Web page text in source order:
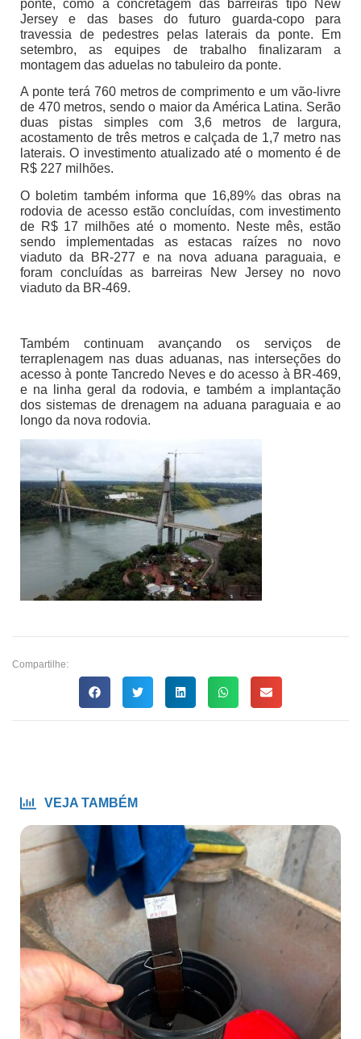
ponte, como a concretagem das barreiras tipo New
Jersey e das bases do futuro guarda-copo para
travessia de pedestres pelas laterais da ponte. Em
setembro, as equipes de trabalho finalizaram a
montagem das aduelas no tabuleiro da ponte.
A ponte terá 760 metros de comprimento e um vão-livre
de 470 metros, sendo o maior da América Latina. Serão
duas pistas simples com 3,6 metros de largura,
acostamento de três metros e calçada de 1,7 metro nas
laterais. O investimento atualizado até o momento é de
R$ 227 milhões.
O boletim também informa que 16,89% das obras na
rodovia de acesso estão concluídas, com investimento
de R$ 17 milhões até o momento. Neste mês, estão
sendo implementadas as estacas raízes no novo
viaduto da BR-277 e na nova aduana paraguaia, e
foram concluídas as barreiras New Jersey no novo
viaduto da BR-469.
Também continuam avançando os serviços de
terraplenagem nas duas aduanas, nas interseções do
acesso à ponte Tancredo Neves e do acesso à BR-469,
e na linha geral da rodovia, e também a implantação
dos sistemas de drenagem na aduana paraguaia e ao
longo da nova rodovia.
Compartilhe:
VEJA TAMBÉM